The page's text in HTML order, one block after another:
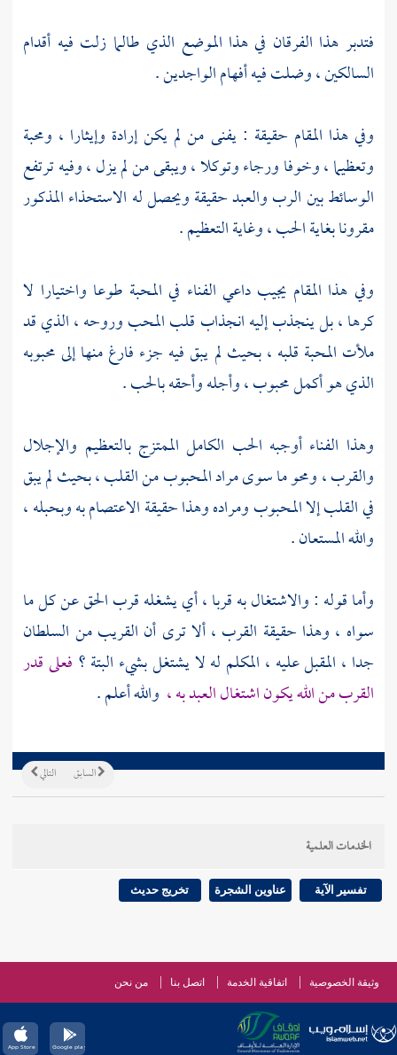
فتدبر هذا الفرقان في هذا الموضع الذي طالما زلت فيه أقدام
السالكين ، وضلت فيه أفهام الواجدين .
وفي هذا المقام حقيقة : يفنى من لم يكن إرادة وإيثارا ، ومحبة
وتعظيما ، وخوفا ورجاء وتوكلا ، ويبقى من لم يزل ، وفيه ترتفع
الوسائط بين الرب والعبد حقيقة ويحصل له الاستحذاء المذكور
مقرونا بغاية الحب ، وغاية التعظيم .
وفي هذا المقام يجيب داعي الفناء في المحبة طوعا واختيارا لا
كرها ، بل ينجذب إليه انجذاب قلب المحب وروحه ، الذي قد
ملأت المحبة قلبه ، بحيث لم يبق فيه جزء فارغ منها إلى محبوبه
الذي هو أكمل محبوب ، وأجله وأحقه بالحب .
وهذا الفناء أوجبه الحب الكامل الممتزج بالتعظيم والإجلال
والقرب ، ومحو ما سوى مراد المحبوب من القلب ، بحيث لم يبق
في القلب إلا المحبوب ومراده وهذا حقيقة الاعتصام به وبحبله ،
والله المستعان .
وأما قوله : والاشتغال به قربا ، أي يشغله قرب الحق عن كل ما
سواه ، وهذا حقيقة القرب ، ألا ترى أن القريب من السلطان
جدا ، المقبل عليه ، المكلم له لا يشتغل بشيء البتة ؟ فعلى قدر
القرب من الله يكون اشتغال العبد به ، والله أعلم .
التالي السابق
الخدمات العلمية
تفسير الآية عناوين الشجرة تخريج حديث
وثيقة الخصوصية اتفاقية الخدمة اتصل بنا من نحن